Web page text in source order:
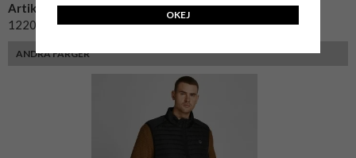
Artikelnummer:
12205347-navy
ANDRA FÄRGER
OKEJ